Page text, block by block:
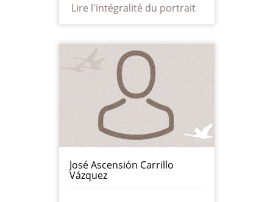
Lire l'intégralité du portrait
José Ascensión Carrillo
Vázquez